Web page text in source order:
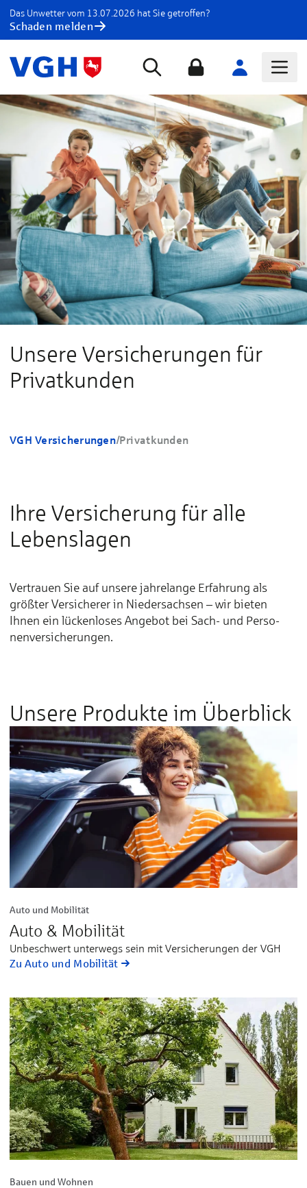
Das Unwetter vom 13.07.2026 hat Sie getroffen?
Schaden melden
Unsere Versicherungen für
Privatkunden
VGH Versicherungen/Privatkunden
Ihre Versicherung für alle
Lebenslagen
Vertrauen Sie auf unsere jahrelange Erfahrung als
größter Ver­sicherer in Nie­der­sachsen – wir bie­ten
Ihnen ein lücken­loses An­ge­bot bei Sach- und Per­so­
nen­ver­sicherungen.
Unsere Produkte im Überblick
Auto und Mobilität
Auto & Mobilität
Unbeschwert unterwegs sein mit Versicherungen der VGH
Zu Auto und Mobilität
Bauen und Wohnen